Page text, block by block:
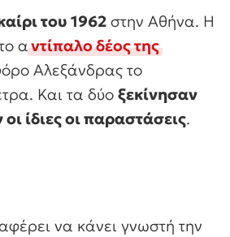
του 1962 στην Αθήνα. Η
αντίπαλο δέος της
Αλεξάνδρας το
Και τα δύο ξεκίνησαν
ίδιες οι παραστάσεις.
να κάνει γνωστή την